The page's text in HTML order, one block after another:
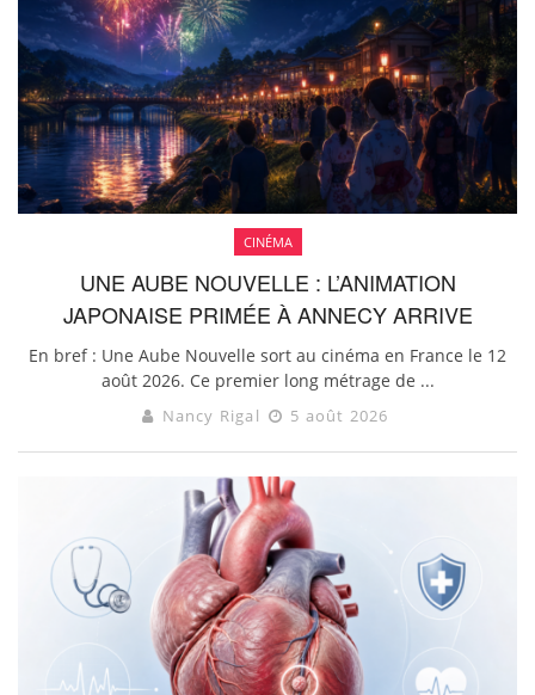
CINÉMA
UNE AUBE NOUVELLE : L’ANIMATION
JAPONAISE PRIMÉE À ANNECY ARRIVE
En bref : Une Aube Nouvelle sort au cinéma en France le 12
août 2026. Ce premier long métrage de ...
Nancy Rigal 5 août 2026